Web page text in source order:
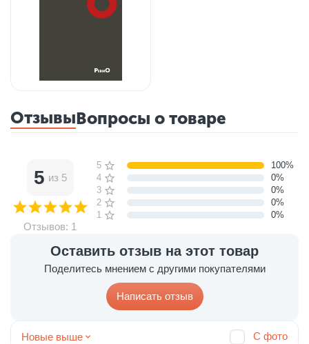
ОтзывыВопросы о товаре
Оставить отзыв на этот товар
Поделитесь мнением с другими покупателями
Написать отзыв
5 из 5
Отзывов: 1
5 звёзд
100%
4 звезды
0%
3 звезды
0%
2 звезды
0%
1 звезда
0%
Новые выше С фото